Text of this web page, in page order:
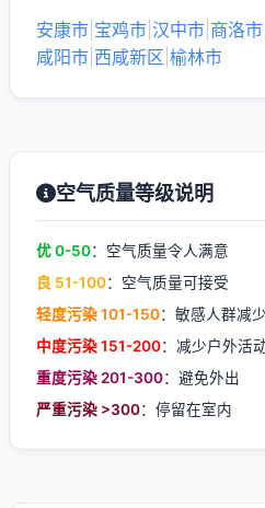
安康市 宝鸡市 汉中市 商洛市
咸阳市 西咸新区 榆林市
空气质量等级说明
优 0-50：空气质量令人满意
良 51-100：空气质量可接受
轻度污染 101-150：敏感人群减
中度污染 151-200：减少户外活
重度污染 201-300：避免外出
严重污染 >300：停留在室内